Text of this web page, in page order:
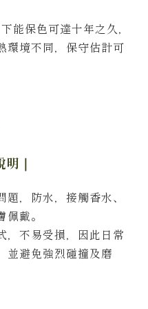
能保色可達十年之久，
環境不同，保守估計可
明 ｜
，防水，接觸香水、
戴。
，不易受損，因此日常
並避免強烈碰撞及磨